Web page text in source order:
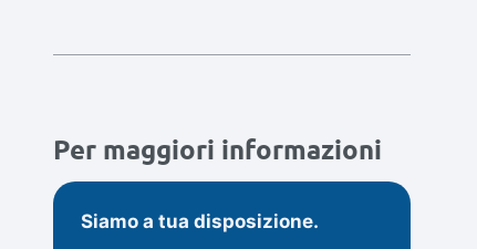
Per maggiori informazioni
Siamo a tua disposizione.